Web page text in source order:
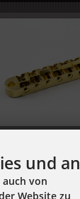
und
von
Website zu